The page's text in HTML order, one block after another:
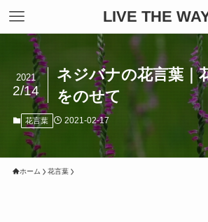
LIVE THE
ネジバナの花言葉｜
をのせて
2021
2/14
花言葉 2021-02-17
ホーム 花言葉